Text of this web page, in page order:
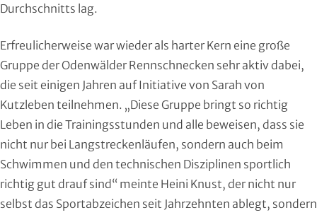
Durchschnitts lag.
Erfreulicherweise war wieder als harter Kern eine große
Gruppe der Odenwälder Rennschnecken sehr aktiv dabei,
die seit einigen Jahren auf Initiative von Sarah von
Kutzleben teilnehmen. „Diese Gruppe bringt so richtig
Leben in die Trainingsstunden und alle beweisen, dass sie
nicht nur bei Langstreckenläufen, sondern auch beim
Schwimmen und den technischen Disziplinen sportlich
richtig gut drauf sind“ meinte Heini Knust, der nicht nur
selbst das Sportabzeichen seit Jahrzehnten ablegt, sondern
Karate
Kegeln und Bowling
Kickboxen
Leichtathletik
Luftsport